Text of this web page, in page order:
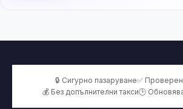
🔒 Сигурно пазаруване✅
💰 Без допълнителни такси🕒